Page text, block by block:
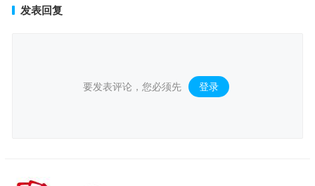
发表回复
要发表评论，您必须先 登录 。